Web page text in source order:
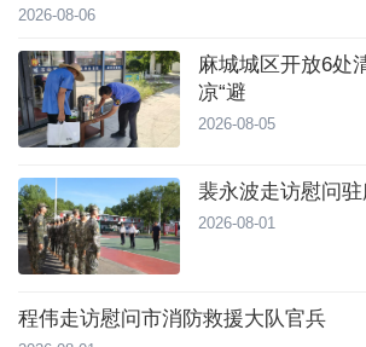
2026-08-06
麻城城区开放6处
凉“避
2026-08-05
裴永波走访慰问
2026-08-01
程伟走访慰问市消防救援大队官兵